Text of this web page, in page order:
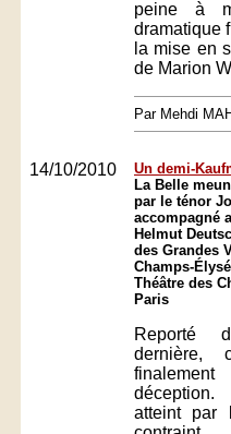
peine à
dramatique
la mise en
de Marion
Par Mehdi
14/10/2010
Un demi-
La Belle
par le ténor
accompagné
Helmut
des Grandes
Champs-
Théâtre des
Paris
Reporté
dernière,
atteint par